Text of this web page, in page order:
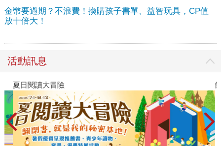
金幣要過期？不浪費！換購孩子書單、益智玩具，CP值
放十倍大！
活動訊息
夏日閱讀大冒險